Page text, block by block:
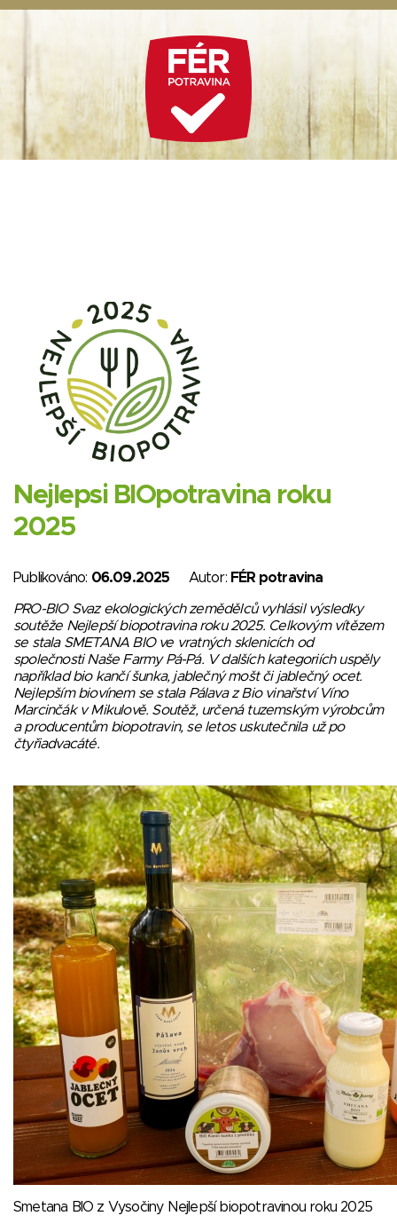
Nejlepsi BIOpotravina roku
2025
Publikováno: 06.09.2025 Autor: FÉR potravina
PRO-BIO Svaz ekologických zemědělců vyhlásil výsledky
soutěže Nejlepší biopotravina roku 2025. Celkovým vítězem
se stala SMETANA BIO ve vratných sklenicích od
společnosti Naše Farmy Pá-Pá. V dalších kategoriích uspěly
například bio kančí šunka, jablečný mošt či jablečný ocet.
Nejlepším biovínem se stala Pálava z Bio vinařství Víno
Marcinčák v Mikulově. Soutěž, určená tuzemským výrobcům
a producentům biopotravin, se letos uskutečnila už po
čtyřiadvacáté.
Smetana BIO z Vysočiny Nejlepší biopotravinou roku 2025